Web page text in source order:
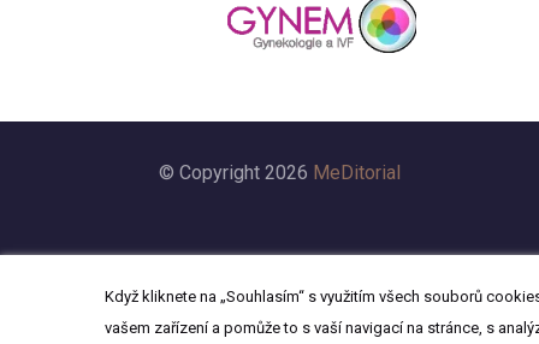
© Copyright 2026 MeDitorial
Když kliknete na „Souhlasím“ s využitím všech souborů
vašem zařízení a pomůže to s vaší navigací na stránce, s